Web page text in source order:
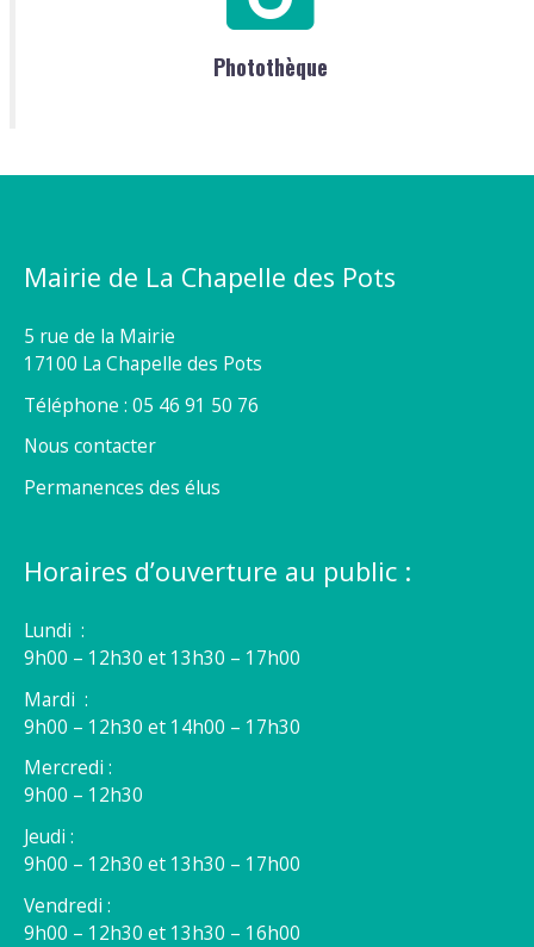
Photothèque
Mairie de La Chapelle des Pots
5 rue de la Mairie
17100 La Chapelle des Pots
Téléphone : 05 46 91 50 76
Nous contacter
Permanences des élus
Horaires d’ouverture au public :
Lundi :
9h00 – 12h30 et 13h30 – 17h00
Mardi :
9h00 – 12h30 et 14h00 – 17h30
Mercredi :
9h00 – 12h30
Jeudi :
9h00 – 12h30 et 13h30 – 17h00
Vendredi :
9h00 – 12h30 et 13h30 – 16h00